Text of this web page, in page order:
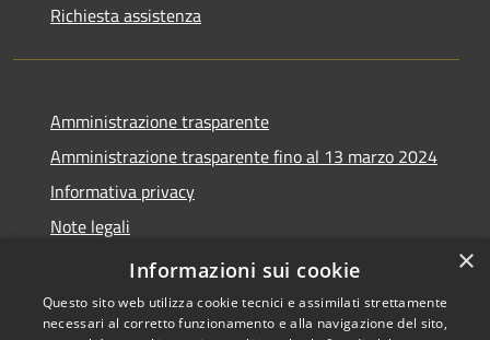
Richiesta assistenza
Amministrazione trasparente
Amministrazione trasparente fino al 13 marzo 2024
Informativa privacy
Note legali
Dichiarazione di accessibilità
×
Informazioni sui cookie
Questo sito web utilizza cookie tecnici e assimilati strettamente
necessari al corretto funzionamento e alla navigazione del sito,